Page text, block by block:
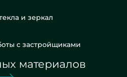
и зеркал
с застройщиками
материалов